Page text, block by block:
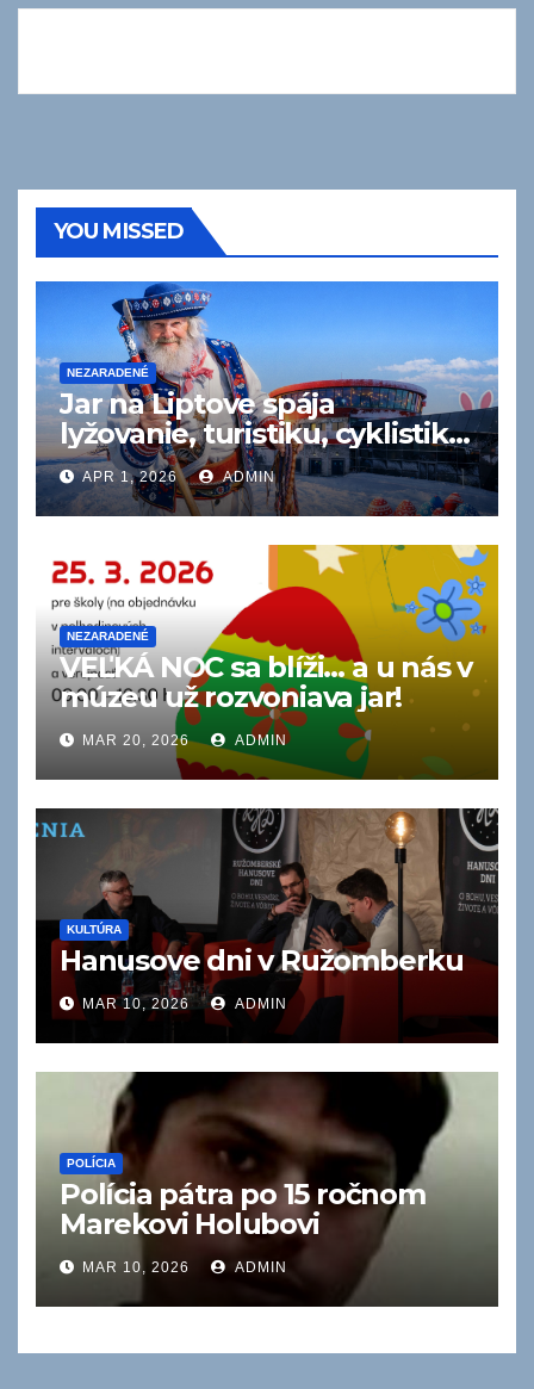
YOU MISSED
NEZARADENÉ
Jar na Liptove spája
lyžovanie, turistiku, cyklistiku
aj termálne zážitky
APR 1, 2026 ADMIN
NEZARADENÉ
VEĽKÁ NOC sa blíži… a u nás v
múzeu už rozvoniava jar!
MAR 20, 2026 ADMIN
KULTÚRA
Hanusove dni v Ružomberku
MAR 10, 2026 ADMIN
POLÍCIA
Polícia pátra po 15 ročnom
Marekovi Holubovi
MAR 10, 2026 ADMIN